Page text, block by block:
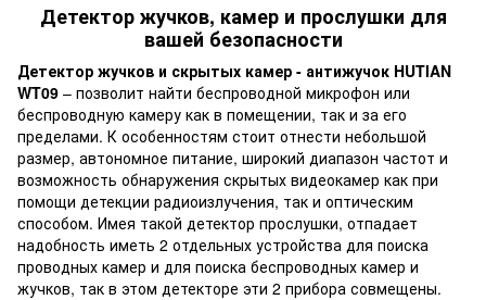
Детектор жучков, камер и прослушки для
вашей безопасности
Детектор жучков и скрытых камер - антижучок HUTIAN
WT09 – позволит найти беспроводной микрофон или
беспроводную камеру как в помещении, так и за его
пределами. К особенностям стоит отнести небольшой
размер, автономное питание, широкий диапазон частот и
возможность обнаружения скрытых видеокамер как при
помощи детекции радиоизлучения, так и оптическим
способом. Имея такой детектор прослушки, отпадает
надобность иметь 2 отдельных устройства для поиска
проводных камер и для поиска беспроводных камер и
жучков, так в этом детекторе эти 2 прибора совмещены.